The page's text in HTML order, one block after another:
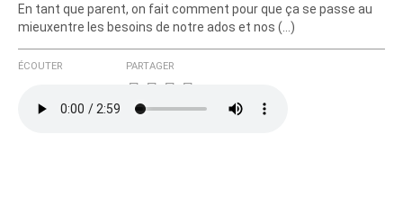
En tant que parent, on fait comment pour que ça se passe au
mieuxentre les besoins de notre ados et nos (…)
ÉCOUTER PARTAGER